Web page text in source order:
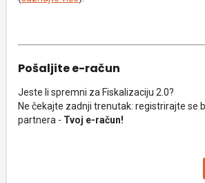
Pošaljite e-račun
Jeste li spremni za Fiskalizaciju 2.0?
Ne čekajte zadnji trenutak: registrirajte se
partnera - Tvoj e-račun!